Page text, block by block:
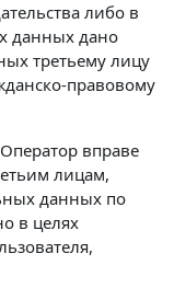
либо в
данных дано
третьему лицу
правовому
вправе
лицам,
данных по
в целях